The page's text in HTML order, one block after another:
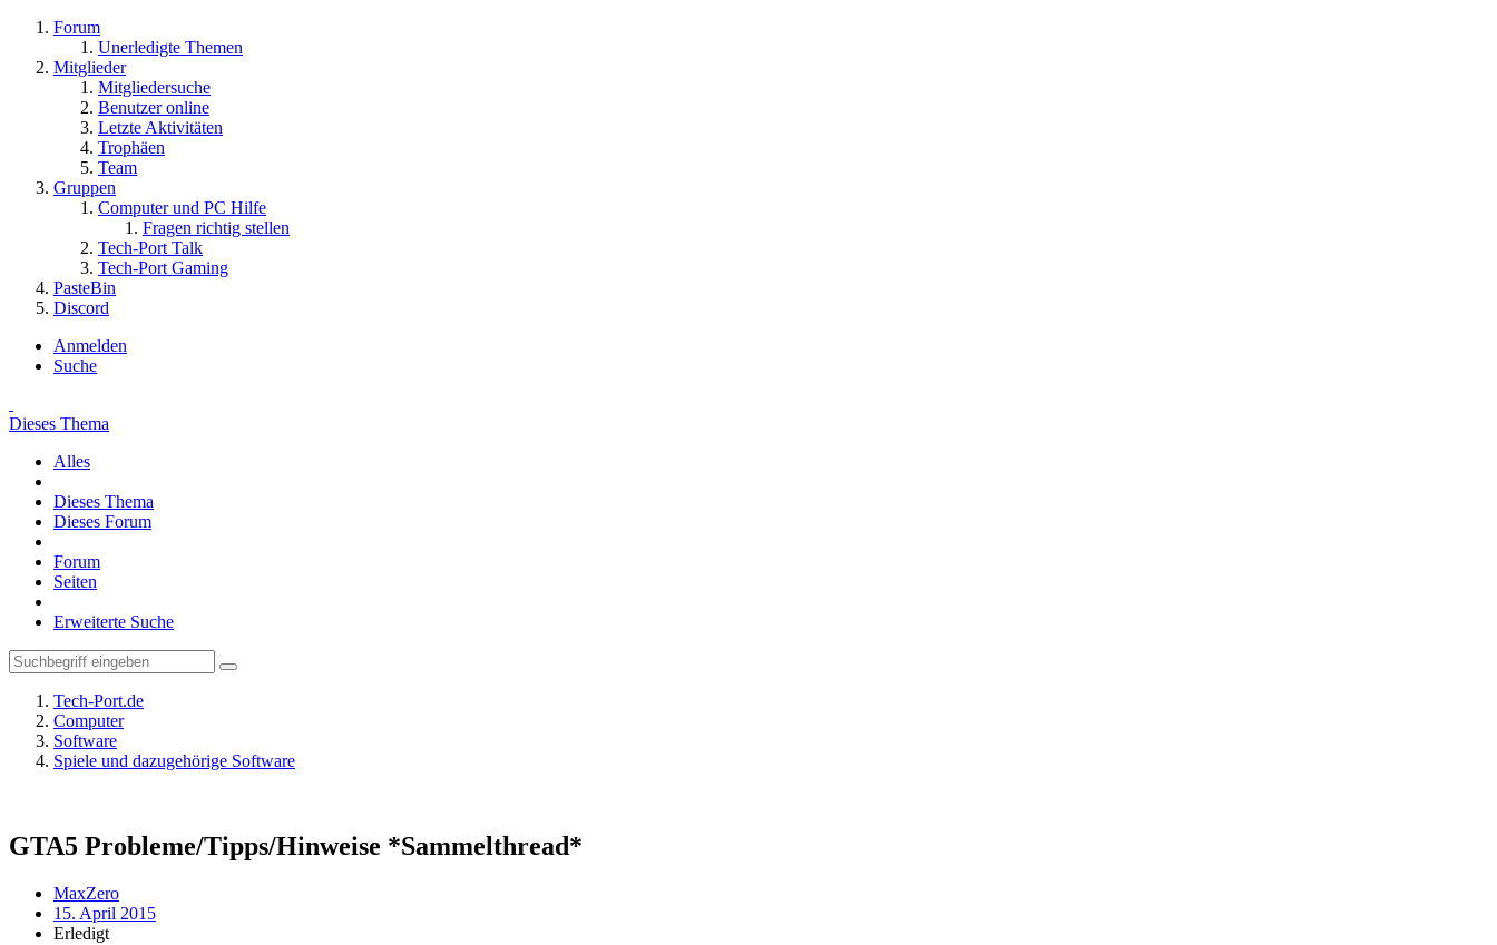
Forum
Unerledigte Themen
Mitglieder
Mitgliedersuche
Benutzer online
Letzte Aktivitäten
Trophäen
Team
Gruppen
Computer und PC Hilfe
Fragen richtig stellen
Tech-Port Talk
Tech-Port Gaming
PasteBin
Discord
Anmelden
Suche
Dieses Thema
Alles
Dieses Thema
Dieses Forum
Forum
Seiten
Erweiterte Suche
Tech-Port.de
Computer
Software
Spiele und dazugehörige Software
GTA5 Probleme/Tipps/Hinweise *Sammelthread*
MaxZero
15. April 2015
Erledigt